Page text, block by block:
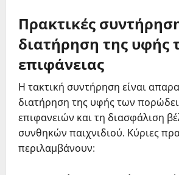
Πρακτικές
διατήρηση της υφής
επιφάνειας
Η τακτική συντήρηση είναι
διατήρηση της υφής των
επιφανειών και τη διασφάλιση
συνθηκών παιχνιδιού. Κύριες
περιλαμβάνουν: